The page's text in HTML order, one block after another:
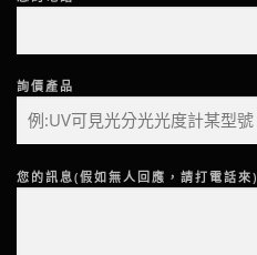
詢價產品
您的訊息(假如無人回應，請打電話來)